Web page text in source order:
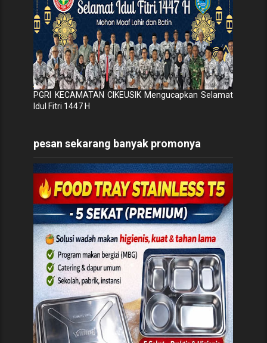
PGRI KECAMATAN CIKEUSIK Mengucapkan Selamat
Idul Fitri 1447 H
pesan sekarang banyak promonya